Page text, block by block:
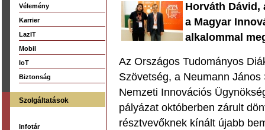
Vélemény
Karrier
LazIT
Mobil
IoT
Biztonság
Szolgáltatások
Infotár
Horváth Dávid,
a Magyar
alkalommal
Az Országos Tudományos
Szövetség, a Neumann
Nemzeti Innovációs
pályázat októberben zárult
résztvevőknek kínált újabb